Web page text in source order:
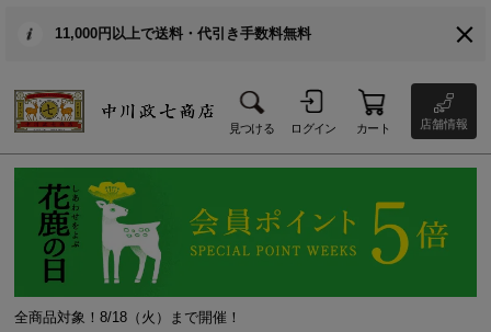
11,000円以上で送料・代引き手数料無料
見つける ログイン カート 店舗情報
全商品対象！8/18（火）まで開催！